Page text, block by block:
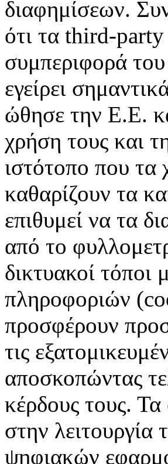
διαφημίσεων.
ότι τα third-
συμπεριφορά
εγείρει
ώθησε την Ε.Ε.
χρήση τους και
ιστότοπο που τα
καθαρίζουν τα
επιθυμεί να τα
από το
δικτυακοί
πληροφοριών
προσφέρουν
τις
αποσκοπώντας
κέρδους τους.
στην λειτουργία
ψηφιακών